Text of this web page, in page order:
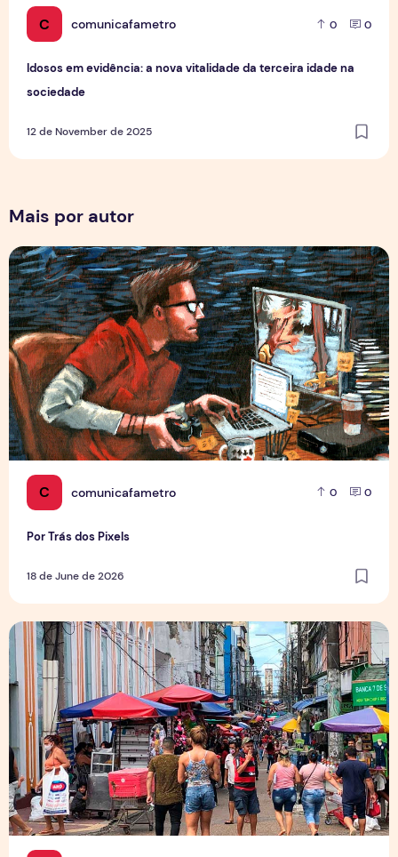
C comunicafametro 0 0
Idosos em evidência: a nova vitalidade da terceira idade na
sociedade
12 de November de 2025
Mais por autor
C comunicafametro 0 0
Por Trás dos Pixels
18 de June de 2026
Por Trás dos Pixels
Copa aquece vendas em setores específicos, mas não